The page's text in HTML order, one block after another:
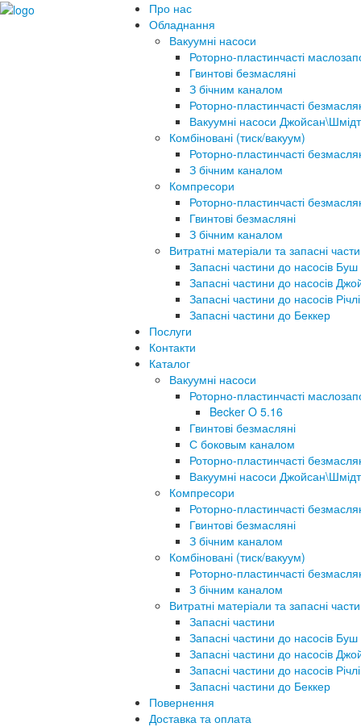
Про нас
Обладнання
Вакуумні насоси
Роторно-пластинчасті
Гвинтові безмасляні
З бічним каналом
Роторно-пластинчасті
Вакуумні насоси Джойсан\Шмідт
Комбіновані (тиск/вакуум)
Роторно-пластинчасті
З бічним каналом
Компресори
Роторно-пластинчасті
Гвинтові безмасляні
З бічним каналом
Витратні матеріали та запасні
Запасні частини до насосів Буш
Запасні частини до насосів
Запасні частини до насосів Річлі
Запасні частини до Беккер
Послуги
Контакти
Каталог
Вакуумні насоси
Роторно-пластинчасті
Becker O 5.16
Гвинтові безмасляні
С боковым каналом
Роторно-пластинчасті
Вакуумні насоси Джойсан\Шмідт
Компресори
Роторно-пластинчасті
Гвинтові безмасляні
З бічним каналом
Комбіновані (тиск/вакуум)
Роторно-пластинчасті
З бічним каналом
Витратні матеріали та запасні
Запасні частини
Запасні частини до насосів Буш
Запасні частини до насосів
Запасні частини до насосів Річлі
Запасні частини до Беккер
Повернення
Доставка та оплата